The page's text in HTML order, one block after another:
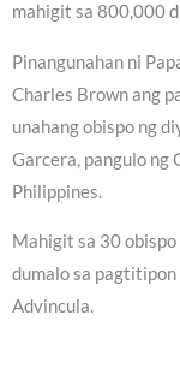
mahigit sa 800,000
Pinangunahan ni
Charles Brown ang
unahang obispo ng
Garcera, pangulo ng
Philippines.
Mahigit sa 30 obispo
dumalo sa
Advincula.